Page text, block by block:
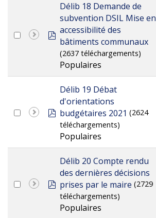
pdf
Délib 18 Demande de
subvention DSIL Mise en
accessibilité des
bâtiments communaux
(2637 téléchargements)
Populaires
pdf
Délib 19 Débat
d'orientations
budgétaires 2021 (2624
téléchargements)
Populaires
pdf
Délib 20 Compte rendu
des dernières décisions
prises par le maire (2729
téléchargements)
Populaires